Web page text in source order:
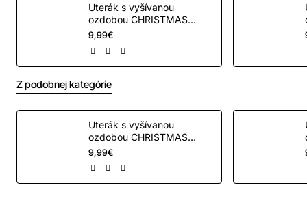
Uterák s vyšívanou
ozdobou CHRISTMAS
SHOPPING
9,99€
Z podobnej kategórie
Uterák s vyšívanou
ozdobou CHRISTMAS
SHOPPING
9,99€